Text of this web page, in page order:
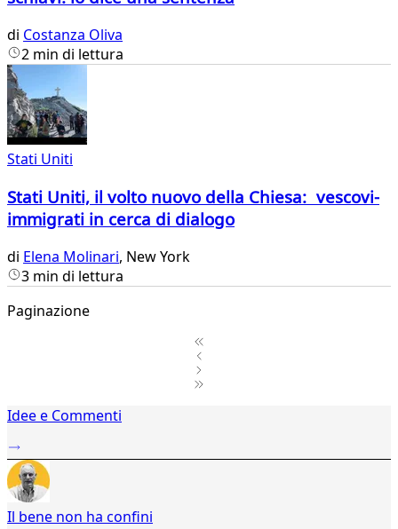
di Costanza Oliva
2 min di lettura
Stati Uniti
Stati Uniti, il volto nuovo della Chiesa: vescovi-
immigrati in cerca di dialogo
di Elena Molinari, New York
3 min di lettura
Paginazione
2
4
5
6
7
Idee e Commenti
Il bene non ha confini